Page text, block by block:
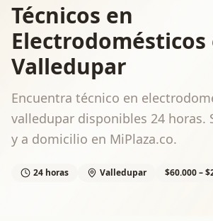
Técnicos en
Electrodomésticos
Valledupar
Encuentra técnico en
valledupar disponibles 24 horas.
y a domicilio en MiPlaza.co.
24 horas Valledupar $60.000 –